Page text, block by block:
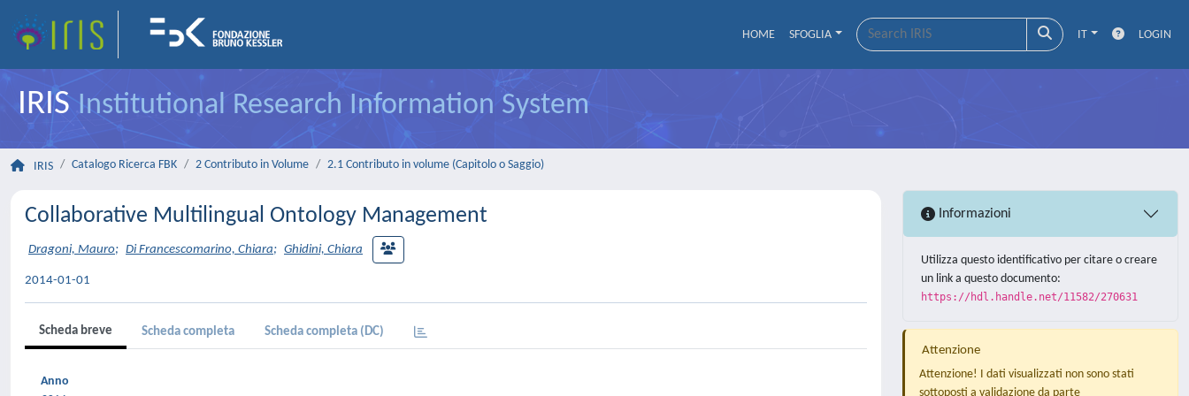
HOME SFOGLIA IT LOGIN
IRISInstitutional Research Information System
IRIS Catalogo Ricerca FBK 2 Contributo in Volume 2.1 Contributo in volume (Capitolo o Saggio)
Collaborative Multilingual Ontology Management
Dragoni, Mauro; Di Francescomarino, Chiara; Ghidini, Chiara
2014-01-01
Scheda breve Scheda completa Scheda completa (DC)
Anno
Informazioni
Utilizza questo identificativo per citare o creare
un link a questo documento:
https://hdl.handle.net/11582/270631
Attenzione
Attenzione! I dati visualizzati non sono stati
sottoposti a validazione da parte